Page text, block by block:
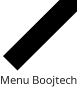
Menu Boojtech